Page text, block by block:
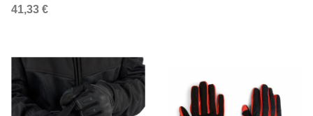
41,33 €